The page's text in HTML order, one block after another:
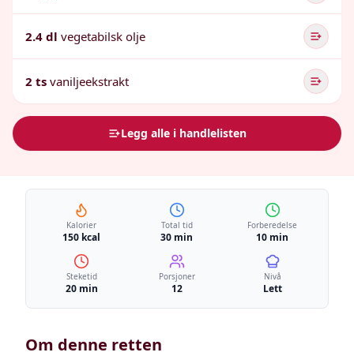
2.4 dl vegetabilsk olje
2 ts vaniljeekstrakt
Legg alle i handlelisten
Kalorier
150 kcal
Total tid
30 min
Forberedelse
10 min
Steketid
20 min
Porsjoner
12
Nivå
Lett
Om denne retten